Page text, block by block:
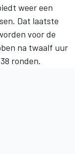
weer een
Dat laatste
voor de
na twaalf uur
ronden.